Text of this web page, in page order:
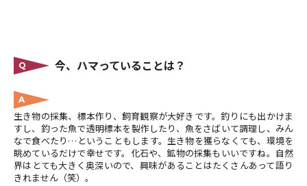
Q 今、ハマっていることは？
A
生き物の採集、標本作り、飼育観察が大好きです。釣りにも出かけま
すし、釣った魚で透明標本を製作したり、魚をさばいて調理し、みん
なで食べたり…ということもします。生き物を獲らなくても、環境を
眺めているだけで幸せです。化石や、鉱物の採集もいいですね。自然
界はとても大きく奥深いので、興味があることはたくさんあって語り
きれません（笑）。